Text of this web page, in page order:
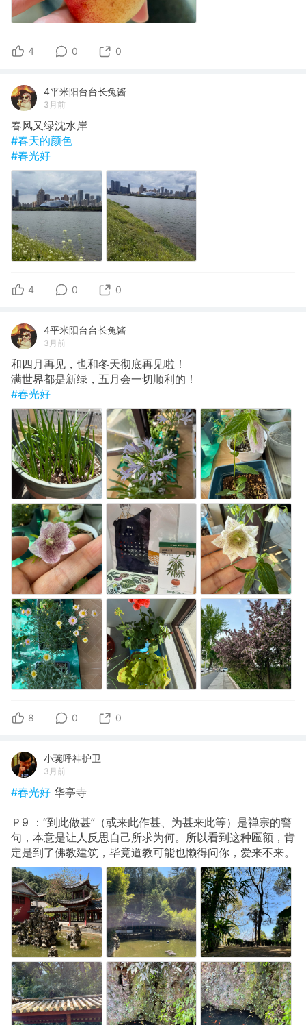
4 0 0
4平米阳台台长兔酱
3月前
春风又绿沈水岸
#春天的颜色
#春光好
4 0 0
4平米阳台台长兔酱
3月前
和四月再见，也和冬天彻底再见啦！
满世界都是新绿，五月会一切顺利的！
#春光好
8 0 0
小琬呼神护卫
3月前
#春光好 华亭寺
Ｐ9 ：“到此做甚”（或来此作甚、为甚来此等）是禅宗的警
句，本意是让人反思自己所求为何。所以看到这种匾额，肯
定是到了佛教建筑，毕竟道教可能也懒得问你，爱来不来。